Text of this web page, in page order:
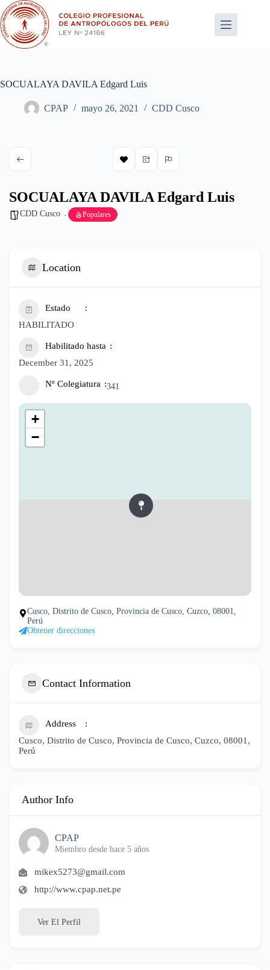
Saltar
al
contenido
SOCUALAYA DAVILA Edgard Luis
CPAP mayo 26, 2021 CDD Cusco
SOCUALAYA DAVILA Edgard Luis
CDD Cusco Populares
Location
Estado
HABILITADO
Habilitado hasta
December 31, 2025
Nº Colegiatura 341
+
−
Cusco, Distrito de Cusco, Provincia de Cusco, Cuzco, 08001,
Perú
Obtener direcciones
Contact Information
Address
Cusco, Distrito de Cusco, Provincia de Cusco, Cuzco, 08001,
Perú
Author Info
CPAP
Miembro desde hace 5 años
mikex5273@gmail.com
http://www.cpap.net.pe
Ver El Perfil